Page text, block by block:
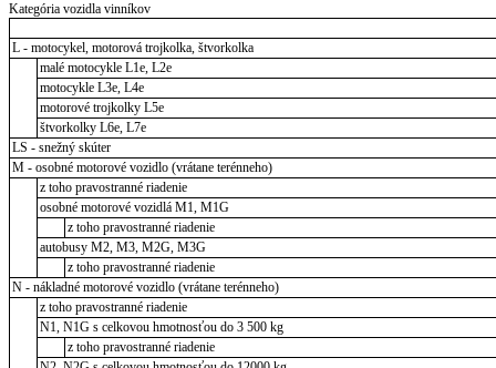
Kategória vozidla vinníkov
L - motocykel, motorová trojkolka, štvorkolka
malé motocykle L1e, L2e
motocykle L3e, L4e
motorové trojkolky L5e
štvorkolky L6e, L7e
LS - snežný skúter
M - osobné motorové vozidlo (vrátane terénneho)
z toho pravostranné riadenie
osobné motorové vozidlá M1, M1G
z toho pravostranné riadenie
autobusy M2, M3, M2G, M3G
z toho pravostranné riadenie
N - nákladné motorové vozidlo (vrátane terénneho)
z toho pravostranné riadenie
N1, N1G s celkovou hmotnosťou do 3 500 kg
z toho pravostranné riadenie